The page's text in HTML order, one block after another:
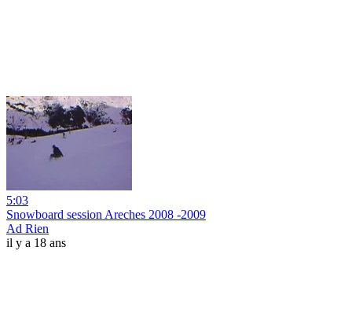
5:03
Snowboard session Areches 2008 -2009
Ad Rien
il y a 18 ans